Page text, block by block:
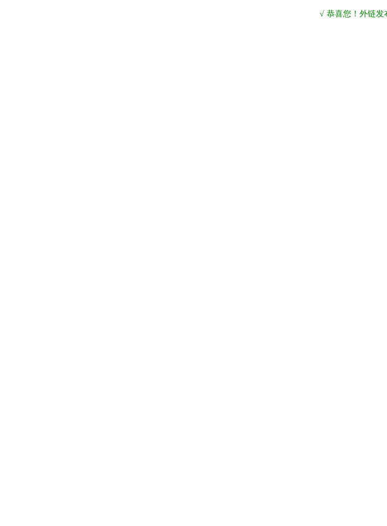
√ 恭喜您！外链